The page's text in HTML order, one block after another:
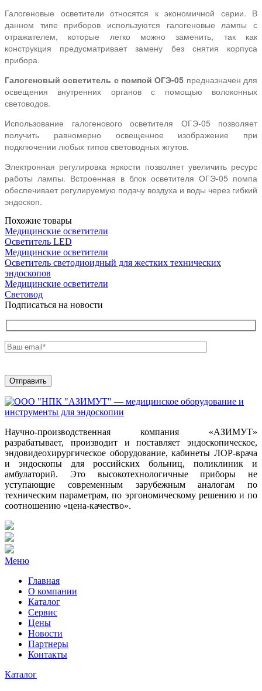
Галогеновые осветители относятся к экономичной серии. В
данном типе приборов используются галогеновые лампы с
отражателем, которые легко можно заменить, так как
конструкция предусматривает замену без снятия корпуса
прибора.
Галогеновый осветитель с помпой ОГЭ-05 предназначен для
освещения внутренних органов с помощью волоконных
световодов.
Использование галогенового осветителя ОГЭ-05 позволяет
получить равномерно освещенное изображение при
подключении любых типов световодных жгутов.
Электронная регулировка яркости позволяет увеличить ресурс
работы лампы. Встроенная в блок осветителя ОГЭ-05 помпа
обеспечивает регулируемую подачу воздуха и воды через гибкий
эндоскоп.
Похожие товары
Медицинские осветители
Осветитель LED
Медицинские осветители
Осветитель светодиоидный для жестких технических
эндоскопов
Медицинские осветители
Световод
Подписаться на новости
Научно-производственная компания «АЗИМУТ»
разрабатывает, производит и поставляет эндоскопическое,
эндовидеохирургическое оборудование, кабинеты ЛОР-врача
и эндоскопы для российских больниц, поликлиник и
амбулаторий. Это высокотехнологичные приборы не
уступающие современным зарубежным аналогам по
техническим параметрам, по эргономическому решению и по
соотношению «цена-качество».
Меню
Главная
О компании
Каталог
Сервис
Цены
Новости
Партнеры
Контакты
Каталог